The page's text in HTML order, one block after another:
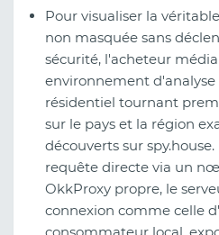
Pour visualiser la
non masquée sans
sécurité, l'acheteur
environnement d'analyse
résidentiel tournant
sur le pays et la région
découverts sur
requête directe via un
OkkProxy propre, le
connexion comme celle